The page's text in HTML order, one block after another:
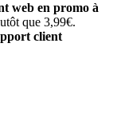
web en promo à
que 3,99€.
client